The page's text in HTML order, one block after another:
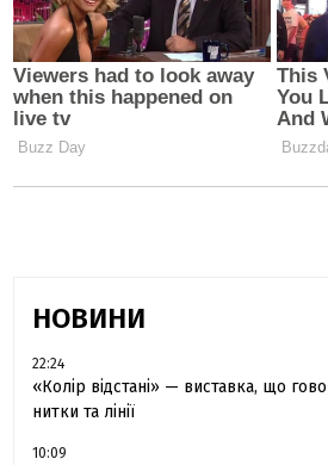
НОВИНИ
22:24
«Колір відстані» — виставка, що
нитки та лінії
10:09